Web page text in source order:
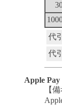
代
代
Apple Pay
【備